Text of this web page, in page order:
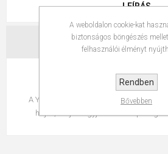
LEÍRÁS
ÉRTÉKELÉSEK
Használati utasítás:
A Young Color Longevity sampon után
hajra, majd hagyja hatni 2-5 percig.
A weboldalon cookie-kat
biztonságos böngészés
felhasználói élményt
Rendben
Bővebben